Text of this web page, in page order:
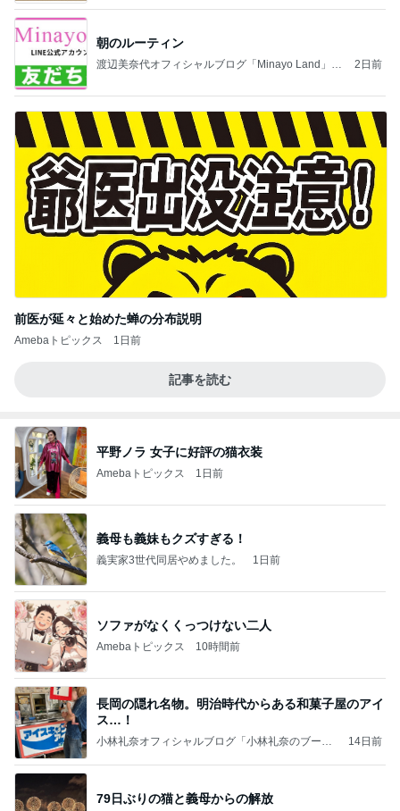
朝のルーティン
渡辺美奈代オフィシャルブログ「Minayo Land」P
2日前
前医が延々と始めた蝉の分布説明
Amebaトピックス 1日前
記事を読む
平野ノラ 女子に好評の猫衣装
Amebaトピックス 1日前
義母も義妹もクズすぎる！
義実家3世代同居やめました。 1日前
ソファがなくくっつけない二人
Amebaトピックス 10時間前
長岡の隠れ名物。明治時代からある和菓子屋のアイ
ス…！
小林礼奈オフィシャルブログ「小林礼奈のブーブ
14日前
79日ぶりの猫と義母からの解放